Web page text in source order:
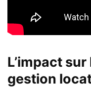
L’impact
gestion